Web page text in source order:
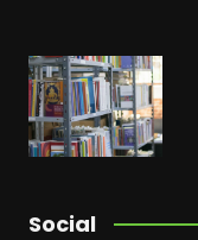
Social